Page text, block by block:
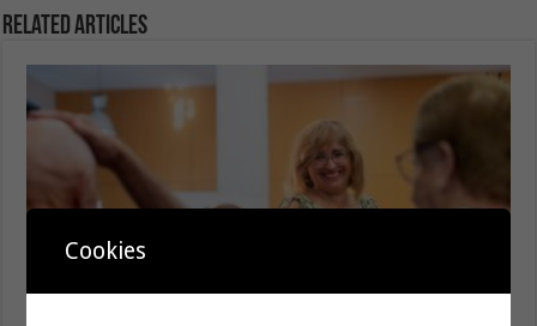
Related Articles
Cookies